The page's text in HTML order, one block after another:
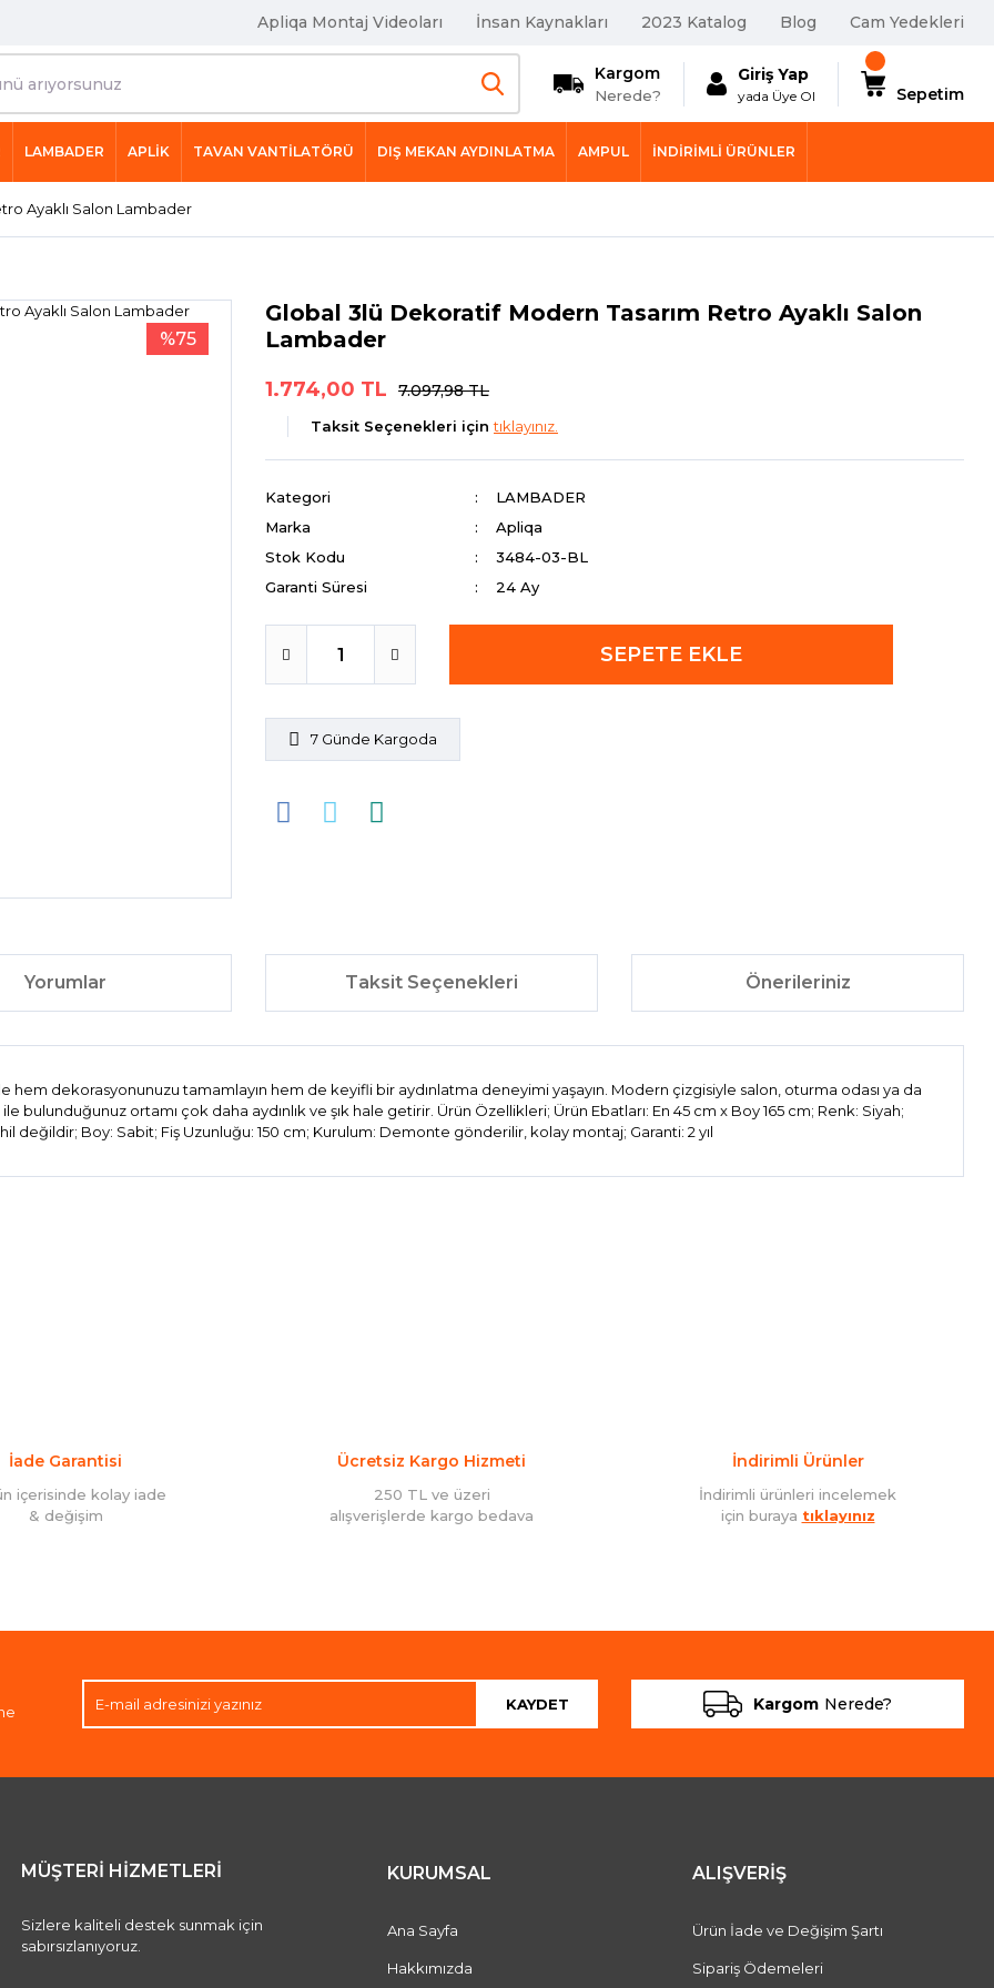
Apliqa Montaj Videoları İnsan Kaynakları 2023 Katalog Blog Cam Yedekleri
Kargom
Nerede?
Giriş Yap
yada Üye Ol Sepetim
LAMBADER APLİK TAVAN VANTİLATÖRÜ DIŞ MEKAN AYDINLATMA AMPUL İNDIRIMLI ÜRÜNLER
Ayaklı Salon Lambader
%75
Global 3lü Dekoratif Modern Tasarım Retro Ayaklı Salon
Lambader
1.774,00 TL 7.097,98 TL
Taksit Seçenekleri içintıklayınız.
Kategori
LAMBADER
Marka
Apliqa
Stok Kodu
3484-03-BL
Garanti Süresi
24 Ay
SEPETE EKLE
7 Günde Kargoda
Yorumlar Taksit Seçenekleri Önerileriniz
hem dekorasyonunuzu tamamlayın hem de keyifli bir aydınlatma deneyimi yaşayın. Modern çizgisiyle salon, oturma odası ya da
ile bulunduğunuz ortamı çok daha aydınlık ve şık hale getirir. Ürün Özellikleri; Ürün Ebatları: En 45 cm x Boy 165 cm; Renk: Siyah;
değildir; Boy: Sabit; Fiş Uzunluğu: 150 cm; Kurulum: Demonte gönderilir, kolay montaj; Garanti: 2 yıl
İade Garantisi
içerisinde kolay iade
& değişim
Ücretsiz Kargo Hizmeti
250 TL ve üzeri
alışverişlerde kargo bedava
İndirimli Ürünler
İndirimli ürünleri incelemek
için buraya tıklayınız
KAYDET Kargom Nerede?
MÜŞTERİ HİZMETLERİ
Sizlere kaliteli destek sunmak için
sabırsızlanıyoruz.
KURUMSAL
Ana Sayfa
Hakkımızda
ALIŞVERİŞ
Ürün İade ve Değişim Şartı
Sipariş Ödemeleri